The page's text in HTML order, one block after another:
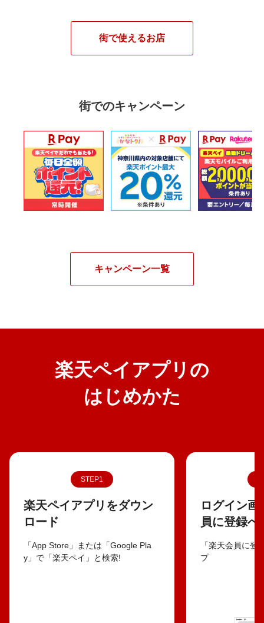
街で使えるお店
街でのキャンペーン
キャンペーン一覧
楽天ペイアプリの
はじめかた
STEP1
楽天ペイアプリをダウン
ロード
「App Store」または「Google Pla
y」で「楽天ペイ」と検索!
ログイン画
員に登録へ
「楽天会員に登
プ